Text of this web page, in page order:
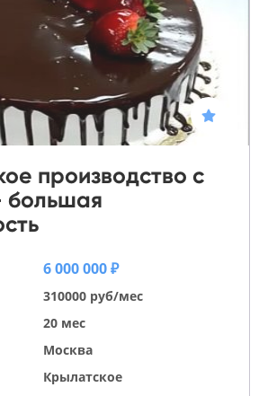
производство с
большая
6 000 000 ₽
310000 руб/мес
20 мес
Москва
Крылатское